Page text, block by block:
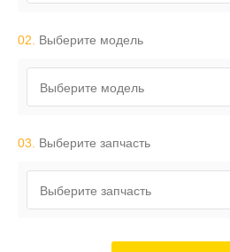
02. Выберите модель
Выберите модель
03. Выберите запчасть
Выберите запчасть